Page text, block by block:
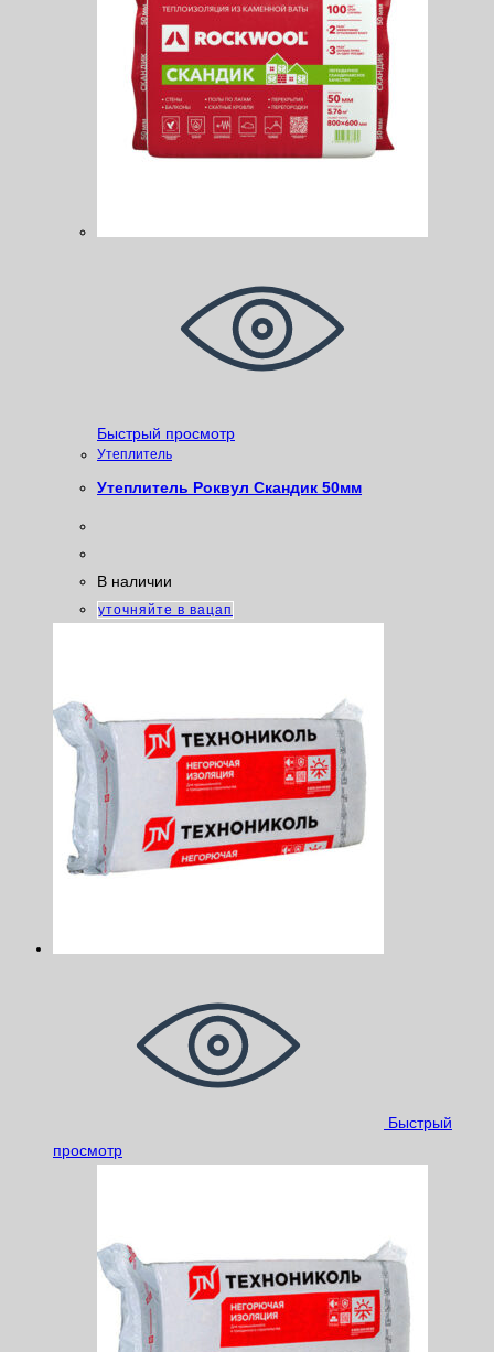
Быстрый просмотр
Утеплитель
Утеплитель Роквул Скандик 50мм
В наличии
уточняйте в вацап
Быстрый
просмотр